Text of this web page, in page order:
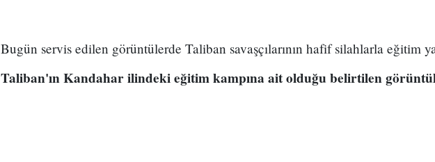
Bugün servis edilen görüntülerde Taliban savaşçılarının hafif silahlarla eğitim
Taliban'ın Kandahar ilindeki eğitim kampına ait olduğu belirtilen